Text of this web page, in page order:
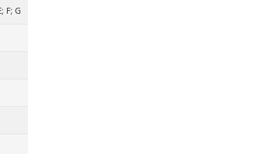
F; G